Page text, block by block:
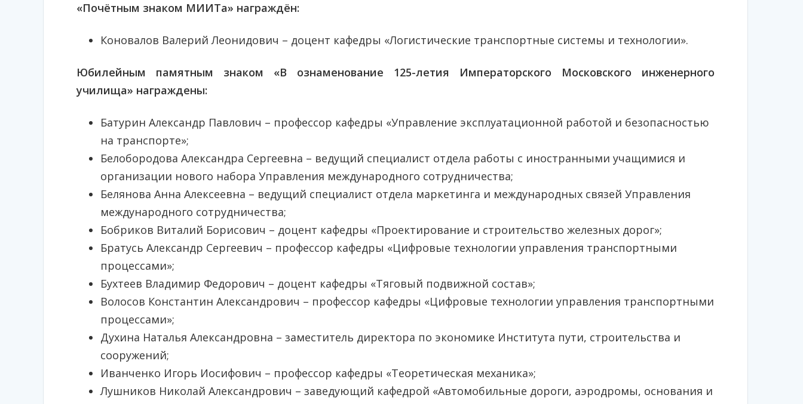
«Почётным знаком МИИТа» награждён:
Коновалов Валерий Леонидович – доцент кафедры «Логистические транспортные системы и технологии».
Юбилейным памятным знаком «В ознаменование 125-летия Императорского Московского инженерного
училища» награждены:
Батурин Александр Павлович – профессор кафедры «Управление эксплуатационной работой и безопасностью
на транспорте»;
Белобородова Александра Сергеевна – ведущий специалист отдела работы с иностранными учащимися и
организации нового набора Управления международного сотрудничества;
Белянова Анна Алексеевна – ведущий специалист отдела маркетинга и международных связей Управления
международного сотрудничества;
Бобриков Виталий Борисович – доцент кафедры «Проектирование и строительство железных дорог»;
Братусь Александр Сергеевич – профессор кафедры «Цифровые технологии управления транспортными
процессами»;
Бухтеев Владимир Федорович – доцент кафедры «Тяговый подвижной состав»;
Волосов Константин Александрович – профессор кафедры «Цифровые технологии управления транспортными
процессами»;
Духина Наталья Александровна – заместитель директора по экономике Института пути, строительства и
сооружений;
Иванченко Игорь Иосифович – профессор кафедры «Теоретическая механика»;
Лушников Николай Александрович – заведующий кафедрой «Автомобильные дороги, аэродромы, основания и